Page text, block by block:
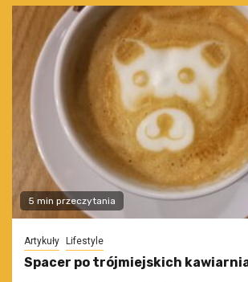
5 min przeczytania
Artykuły Lifestyle
Spacer po trójmiejskich